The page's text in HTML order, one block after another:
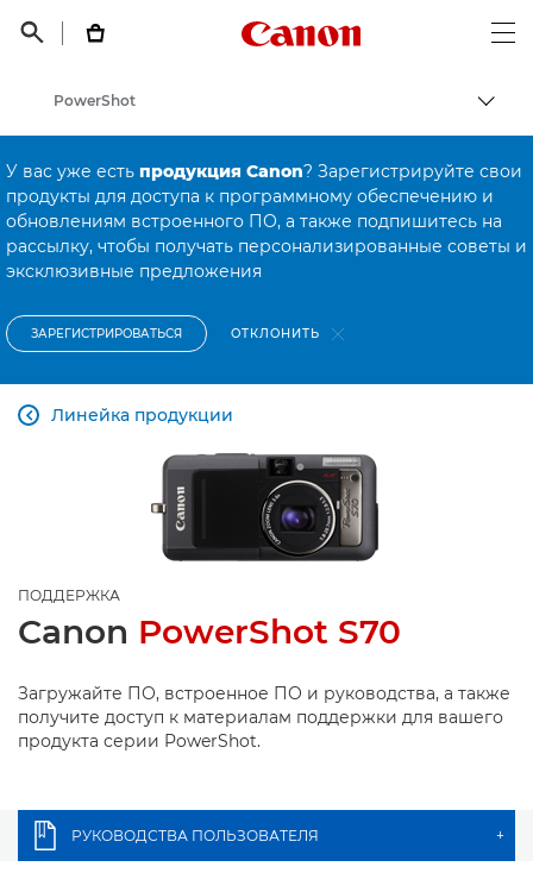
 
Canon Logo, back
Онлайн-поддержка по потребительской продукции
PowerShot
У вас уже есть продукция Canon? Зарегистрируйте свои
продукты для доступа к программному обеспечению и
обновлениям встроенного ПО, а также подпишитесь на
рассылку, чтобы получать персонализированные советы и
эксклюзивные предложения
ЗАРЕГИСТРИРОВАТЬСЯ ОТКЛОНИТЬ
Линейка продукции

ПОДДЕРЖКА
Canon PowerShot S70
Загружайте ПО, встроенное ПО и руководства, а также
получите доступ к материалам поддержки для вашего
продукта серии PowerShot.
РУКОВОДСТВА ПОЛЬЗОВАТЕЛЯ +